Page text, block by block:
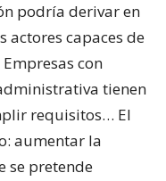
podría derivar en
actores capaces de
con
tienen
requisitos… El
aumentar la
se pretende